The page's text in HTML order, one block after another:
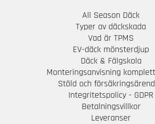
All Season Däck
Typer av däckskada
Vad är TPMS
EV-däck mönsterdjup
Däck & Fälgskola
Monteringsanvisning
Stöld och
Integritetspolicy - GDPR
Betalningsvillkor
Leveranser